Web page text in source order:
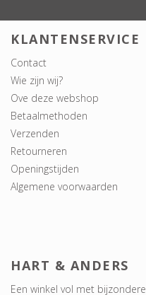
KLANTENSERVICE
Contact
Wie zijn wij?
Ove deze webshop
Betaalmethoden
Verzenden
Retourneren
Openingstijden
Algemene voorwaarden
HART & ANDERS
Een winkel vol met bijzondere